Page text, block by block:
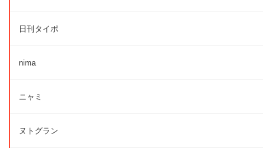
日刊タイポ
nima
ニャミ
ヌトグラン